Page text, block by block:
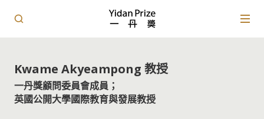
Kwame Akyeampong 教授
一丹獎顧問委員會成員；
英國公開大學國際教育與發展教授